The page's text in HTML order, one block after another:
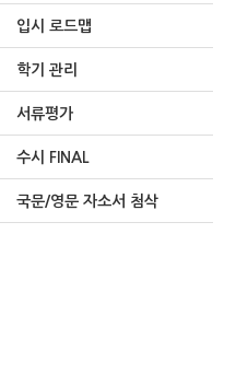
입시 로드맵
학기 관리
서류평가
수시 FINAL
국문/영문 자소서 첨삭